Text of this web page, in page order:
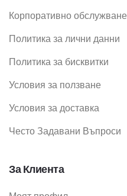
Корпоративно обслужване
Политика за лични данни
Политика за бисквитки
Условия за ползване
Условия за доставка
Често Задавани Въпроси
За Клиента